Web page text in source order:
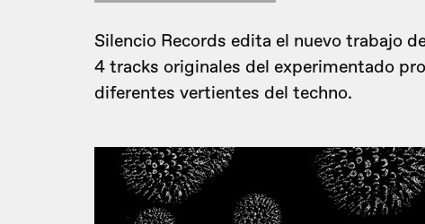
Silencio Records edita el nuevo trabajo
4 tracks originales del experimentado
diferentes vertientes del techno.